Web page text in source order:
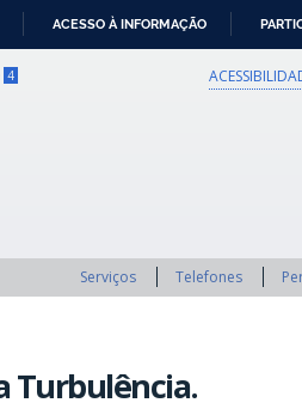
ACESSO À INFORMAÇÃO
4
Serviços Telefones
Turbulência.